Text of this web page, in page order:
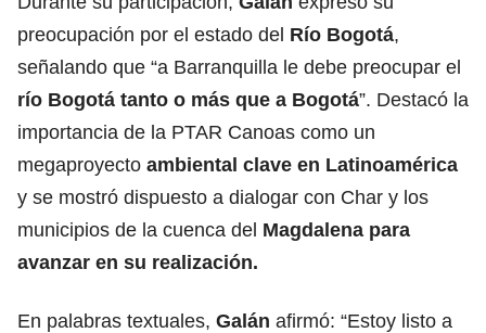
preocupación por el estado del Río Bogotá,
señalando que “a Barranquilla le debe preocupar el
río Bogotá tanto o más que a Bogotá”. Destacó la
importancia de la PTAR Canoas como un
megaproyecto ambiental clave en Latinoamérica
y se mostró dispuesto a dialogar con Char y los
municipios de la cuenca del Magdalena para
avanzar en su realización.
En palabras textuales, Galán afirmó: “Estoy listo a